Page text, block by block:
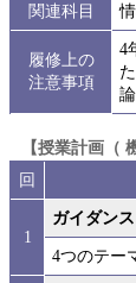
関連科目
履修上の
注意事項
4
【授業計画（
回
1
ガイダンス
4つのテー